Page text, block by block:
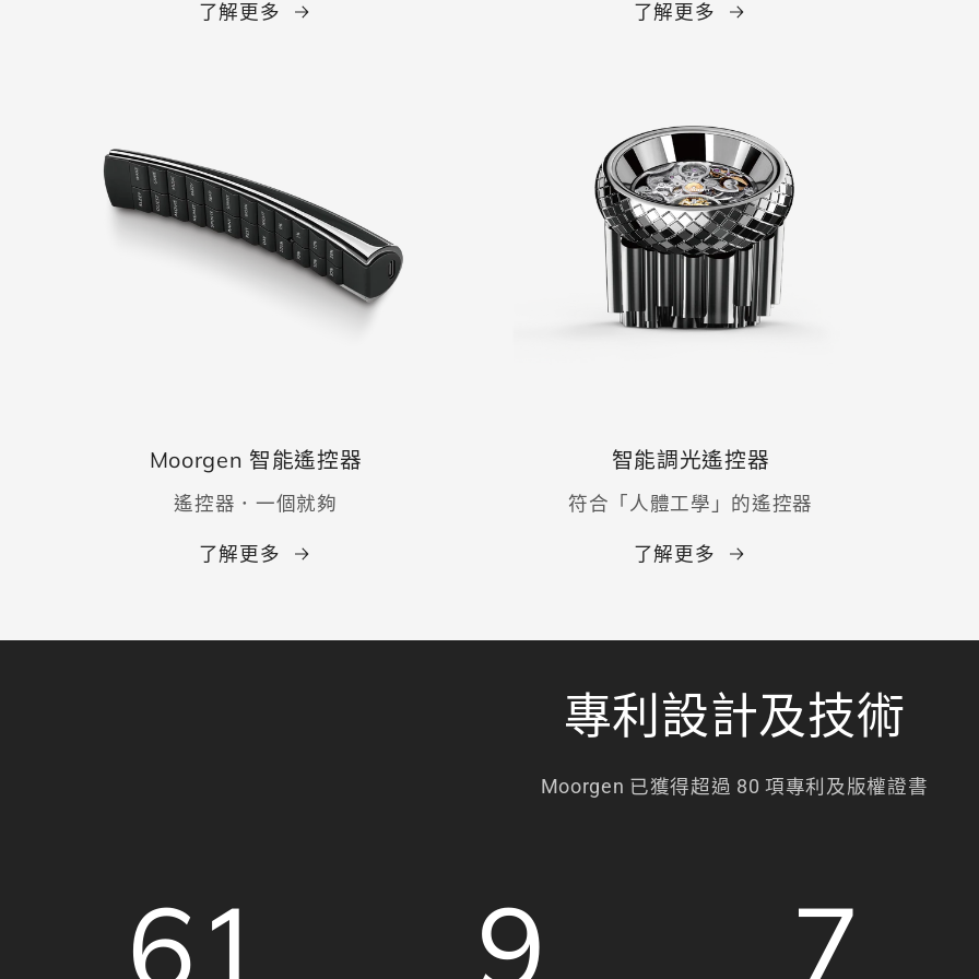
了解更多 了解更多
Moorgen 智能遙控器
遙控器．一個就夠
了解更多
智能調光遙控器
符合「人體工學」的遙控器
了解更多
專利設計及技術
Moorgen 已獲得超過 80 項專利及版權證書
61 9 7